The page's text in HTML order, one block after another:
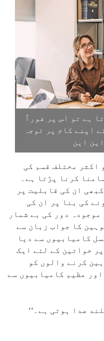
ہے تو اس پر فوراً
اپنے کام پر توجہ
این
اکثر مختلف قسم کی
کرنا پڑتا ہے۔
ان کی قابلیت پر
کی بنا پر ان کی
دور کی بے شمار
کا جواب زبان سے
کامیابیوں سے دیا
خواتین کے لئے ایک
کرنے والوں کو
عظیم کامیابیوں سے
صدا ہوتی ہے۔‘‘